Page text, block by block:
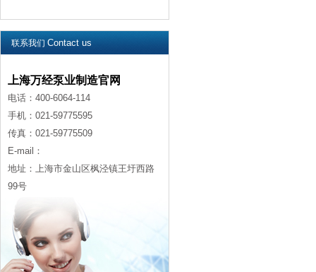
联系我们 Contact us
上海万经泵业制造官网
电话：400-6064-114
手机：021-59775595
传真：021-59775509
E-mail：
地址：上海市金山区枫泾镇王圩西路
99号